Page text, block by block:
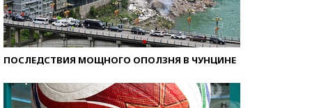
ПОСЛЕДСТВИЯ МОЩНОГО ОПОЛЗНЯ В ЧУНЦИНЕ